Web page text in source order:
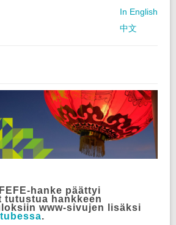
In English
中文
hanke päättyi
tutustua hankkeen
www-sivujen lisäksi
.